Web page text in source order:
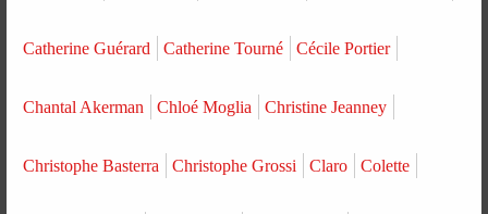
Catherine Guérard Catherine Tourné Cécile Portier
Chantal Akerman Chloé Moglia Christine Jeanney
Christophe Basterra Christophe Grossi Claro Colette